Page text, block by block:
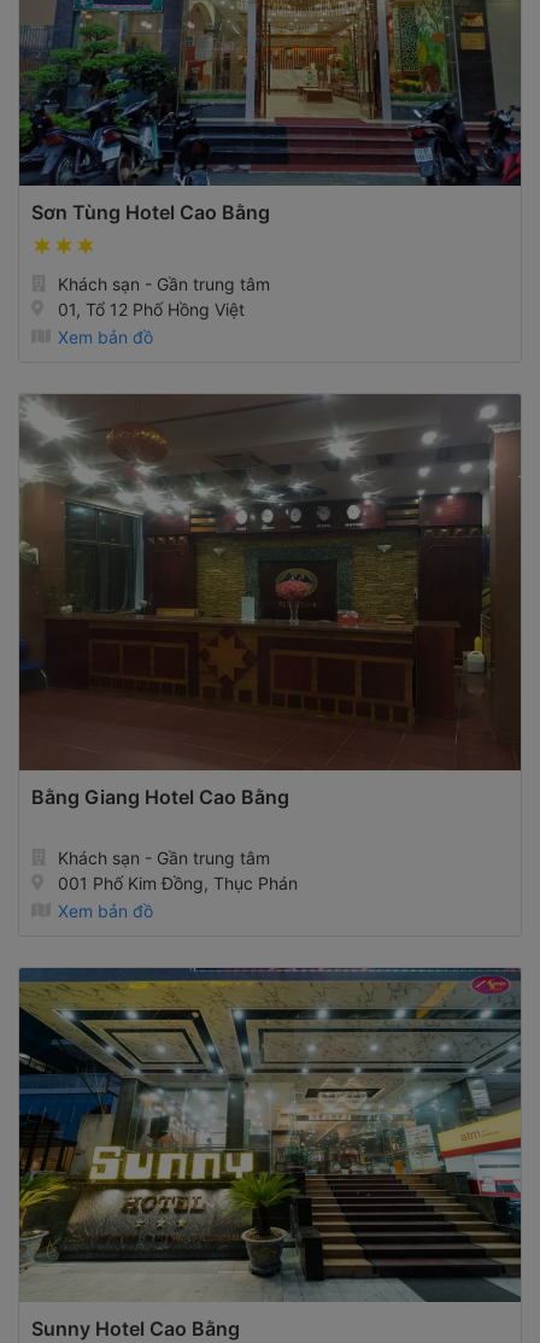
Sơn Tùng Hotel Cao Bằng
Khách sạn - Gần trung tâm
01, Tổ 12 Phố Hồng Việt
Xem bản đồ
Bằng Giang Hotel Cao Bằng
Khách sạn - Gần trung tâm
001 Phố Kim Đồng, Thục Phán
Xem bản đồ
Sunny Hotel Cao Bằng